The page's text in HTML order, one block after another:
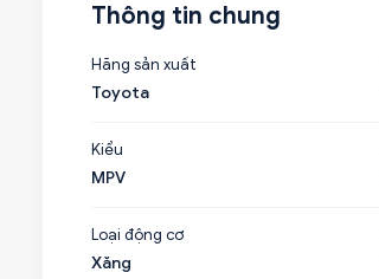
Thông tin chung
Hãng sản xuất
Toyota
Kiểu
MPV
Loại động cơ
Xăng